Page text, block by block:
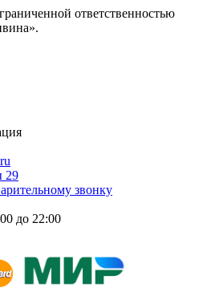
ответственностью
29
звонку
до 22:00